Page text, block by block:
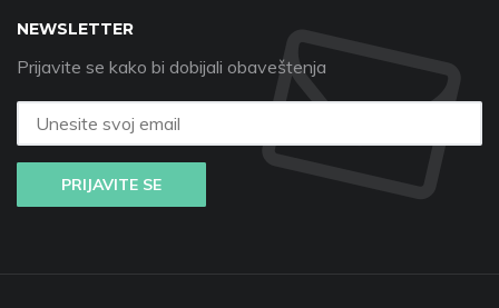
NEWSLETTER
Prijavite se kako bi dobijali obaveštenja
PRIJAVITE SE